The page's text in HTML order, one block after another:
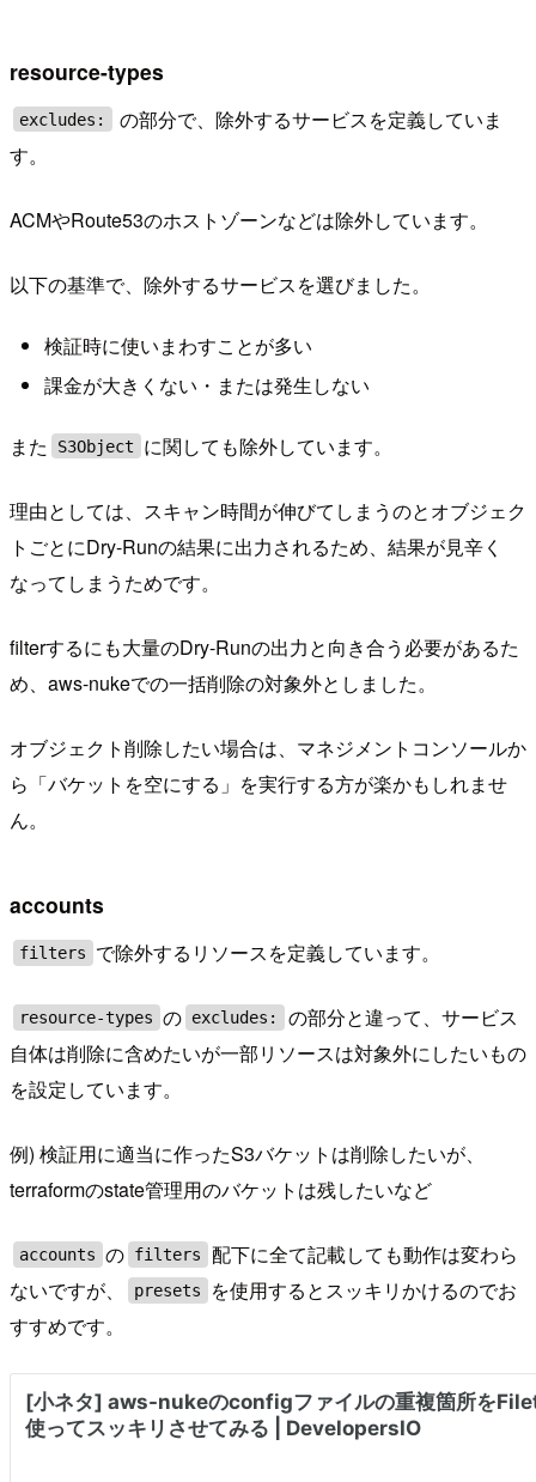
resource-types
excludes:
の部分で、除外するサービスを定義していま
す。
ACMやRoute53のホストゾーンなどは除外しています。
以下の基準で、除外するサービスを選びました。
検証時に使いまわすことが多い
課金が大きくない・または発生しない
また S3Object に関しても除外しています。
理由としては、スキャン時間が伸びてしまうのとオブジェク
トごとにDry-Runの結果に出力されるため、結果が見辛く
なってしまうためです。
filterするにも大量のDry-Runの出力と向き合う必要があるた
め、aws-nukeでの一括削除の対象外としました。
オブジェクト削除したい場合は、マネジメントコンソールか
ら「バケットを空にする」を実行する方が楽かもしれませ
ん。
accounts
filters で除外するリソースを定義しています。
resource-types の excludes:
の部分と違って、サービス
自体は削除に含めたいが一部リソースは対象外にしたいもの
を設定しています。
例) 検証用に適当に作ったS3バケットは削除したいが、
terraformのstate管理用のバケットは残したいなど
accounts の filters
配下に全て記載しても動作は変わら
ないですが、
presets
を使用するとスッキリかけるのでお
すすめです。